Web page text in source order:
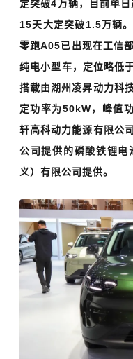
定突破4万辆，目前单
15天大定突破1.5万辆
零跑A05已出现在工信
纯电小型车，定位略低
搭载由湖州凌昇动力科
定功率为50kW，峰值
轩高科动力能源有限公
公司提供的磷酸铁锂电
义）有限公司提供。